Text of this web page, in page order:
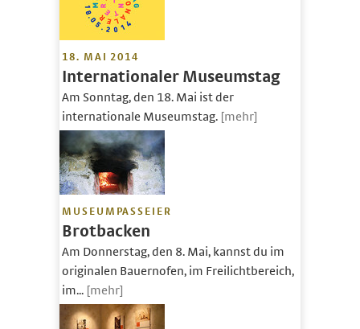
18. MAI 2014
Internationaler Museumstag
Am Sonntag, den 18. Mai ist der
internationale Museumstag. [mehr]
MUSEUMPASSEIER
Brotbacken
Am Donnerstag, den 8. Mai, kannst du im
originalen Bauernofen, im Freilichtbereich,
im... [mehr]